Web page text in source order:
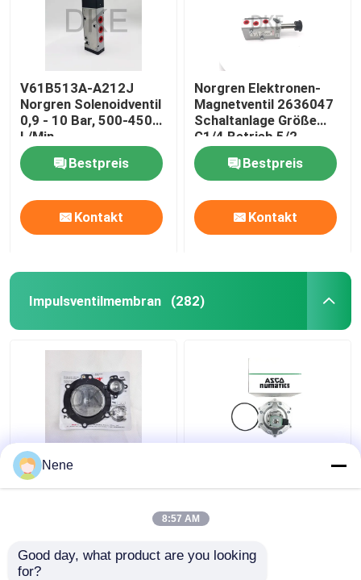
V61B513A-A212J
Norgren Solenoidventil
0,9 - 10 Bar, 500-4500
L/Min
Bestpreis
Kontakt
Norgren Elektronen-
Magnetventil 2636047
Schaltanlage Größe
G1/4 Betrieb 5/2
Bestpreis
Kontakt
Impulsventilmembran (282)
Mecair DB120
DB120/C
Nene
8:57 AM
Good day, what product are you looking
for?